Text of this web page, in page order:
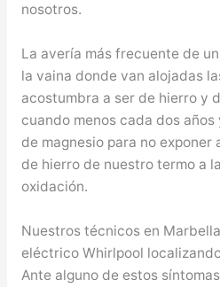
nosotros.
La avería más frecuente de
la vaina donde van alojadas
acostumbra a ser de hierro y
cuando menos cada dos
de magnesio para no exponer
de hierro de nuestro termo a
oxidación.
Nuestros técnicos en
eléctrico Whirlpool
Ante alguno de estos